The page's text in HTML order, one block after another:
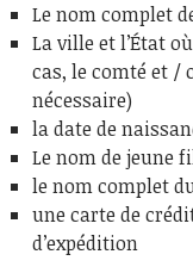
Le nom complet
La ville et l’État
cas, le comté et /
nécessaire)
la date de
Le nom de jeune
le nom complet
une carte de
d’expédition